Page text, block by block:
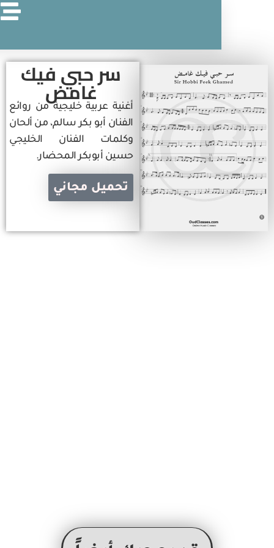
سر حبي فيك
غامض
أغنية عربية خليجية من روائع
الفنان أبو بكر سالم، من ألحان
وكلمات الفنان الخليجي
حسين أبوبكر المحضار.
تحميل مجاني